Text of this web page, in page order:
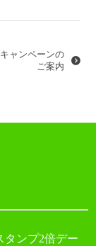
ャンペーンの
ご案内
タンプ2倍デー